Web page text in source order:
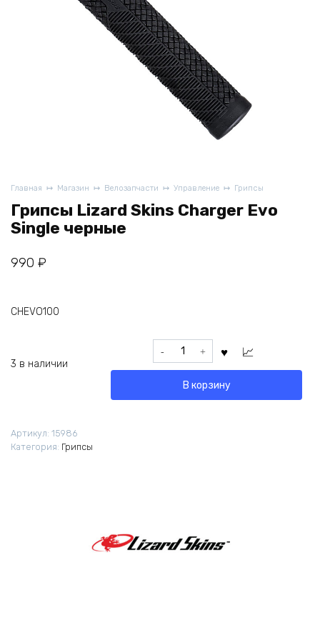
Главная Магазин Велозапчасти Управление Грипсы
Грипсы Lizard Skins Charger Evo
Single черные
990 ₽
CHEVO100
3 в наличии
Количество
товара
В корзину
Артикул: 15986
Категория: Грипсы